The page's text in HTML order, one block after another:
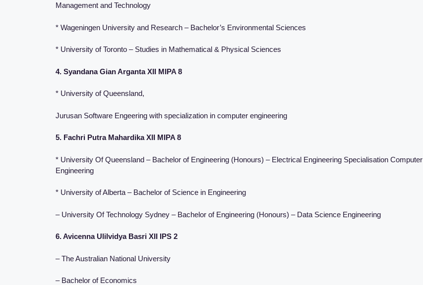
Management and Technology
* ⁠Wageningen University and Research – Bachelor’s Environmental Sciences
* ⁠University of Toronto – Studies in Mathematical & Physical Sciences
4. Syandana Gian Arganta XII MIPA 8
* University of Queensland,
Jurusan Software Engeering with specialization in computer engineering
5. Fachri Putra Mahardika XII MIPA 8
* University Of Queensland – Bachelor of Engineering (Honours) – Electrical Engineering Specialisation Computer
Engineering
* University of Alberta – Bachelor of Science in Engineering
– University Of Technology Sydney – Bachelor of Engineering (Honours) – Data Science Engineering
6. Avicenna Ulilvidya Basri XII IPS 2
– The Australian National University
– Bachelor of Economics